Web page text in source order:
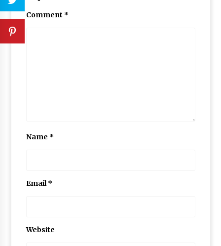
Comment *
Name *
Email*
Website